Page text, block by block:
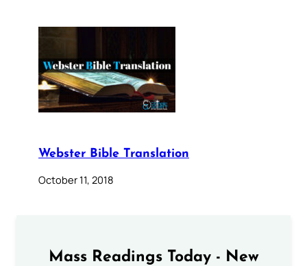
Webster Bible Translation
October 11, 2018
Mass Readings Today - New